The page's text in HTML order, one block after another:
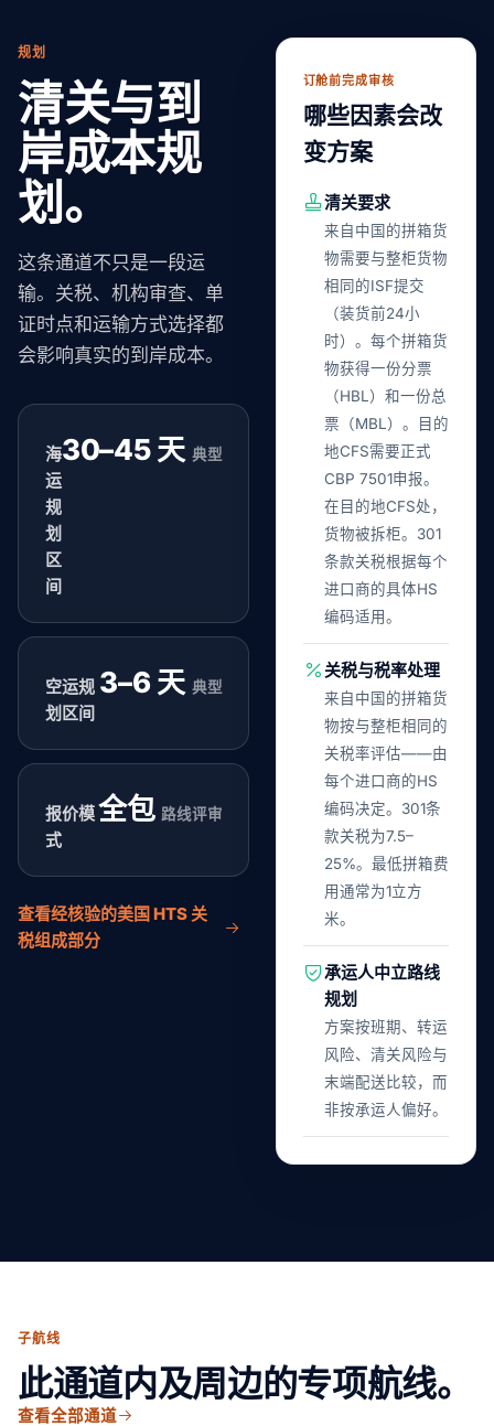
规划
清关与到
岸成本规
划。
这条通道不只是一段运
输。关税、机构审查、单
证时点和运输方式选择都
会影响真实的到岸成本。
海
运
规
划
区
间
30–45 天 典型
空运规
划区间
3–6 天 典型
报价模
式
全包 路线评审
查看经核验的美国 HTS 关
税组成部分
订舱前完成审核
哪些因素会改
变方案
清关要求
来自中国的拼箱货
物需要与整柜货物
相同的ISF提交
（装货前24小
时）。每个拼箱货
物获得一份分票
（HBL）和一份总
票（MBL）。目的
地CFS需要正式
CBP 7501申报。
在目的地CFS处，
货物被拆柜。301
条款关税根据每个
进口商的具体HS
编码适用。
关税与税率处理
来自中国的拼箱货
物按与整柜相同的
关税率评估——由
每个进口商的HS
编码决定。301条
款关税为7.5–
25%。最低拼箱费
用通常为1立方
米。
承运人中立路线
规划
方案按班期、转运
风险、清关风险与
末端配送比较，而
非按承运人偏好。
子航线
此通道内及周边的专项航线。
查看全部通道